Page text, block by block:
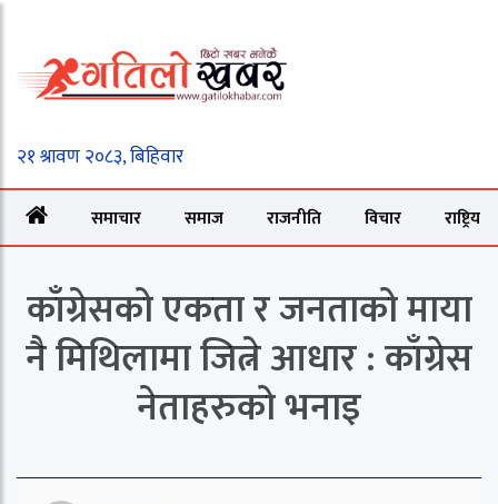
समाचार समाज राजनीति विचार राष्ट्रिय
काँग्रेसको एकता र जनताको माया
नै मिथिलामा जित्ने आधार : काँग्रेस
नेताहरुको भनाइ